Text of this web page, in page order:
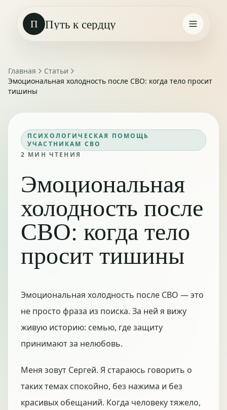
П Путь к сердцу
Главная
Статьи
Эмоциональная холодность после СВО: когда тело просит
тишины
ПСИХОЛОГИЧЕСКАЯ ПОМОЩЬ
УЧАСТНИКАМ СВО
2 МИН ЧТЕНИЯ
Эмоциональная
холодность после
СВО: когда тело
просит тишины
Эмоциональная холодность после СВО — это
не просто фраза из поиска. За ней я вижу
живую историю: семью, где защиту
принимают за нелюбовь.
Меня зовут Сергей. Я стараюсь говорить о
таких темах спокойно, без нажима и без
красивых обещаний. Когда человеку тяжело,